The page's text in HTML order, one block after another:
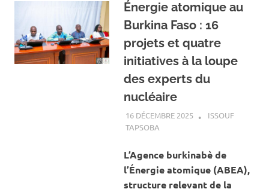
Énergie atomique au
Burkina Faso : 16
projets et quatre
initiatives à la loupe
des experts du
nucléaire
16 DÉCEMBRE 2025
ISSOUF
TAPSOBA
L’Agence burkinabè de
l’Énergie atomique (ABEA),
structure relevant de la